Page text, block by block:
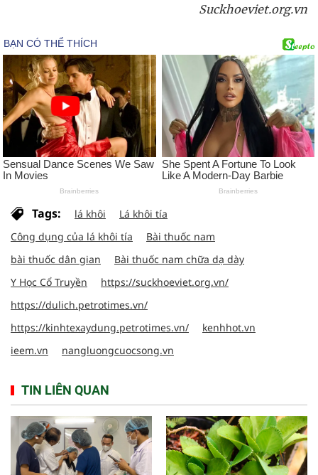
Suckhoeviet.org.vn
Tags: lá khôi
Lá khôi tía
Công dụng của lá khôi tía
Bài thuốc nam
bài thuốc dân gian
Bài thuốc nam chữa dạ dày
Y Học Cổ Truyền
https://suckhoeviet.org.vn/
https://dulich.petrotimes.vn/
https://kinhtexaydung.petrotimes.vn/
kenhhot.vn
ieem.vn
nangluongcuocsong.vn
TIN LIÊN QUAN